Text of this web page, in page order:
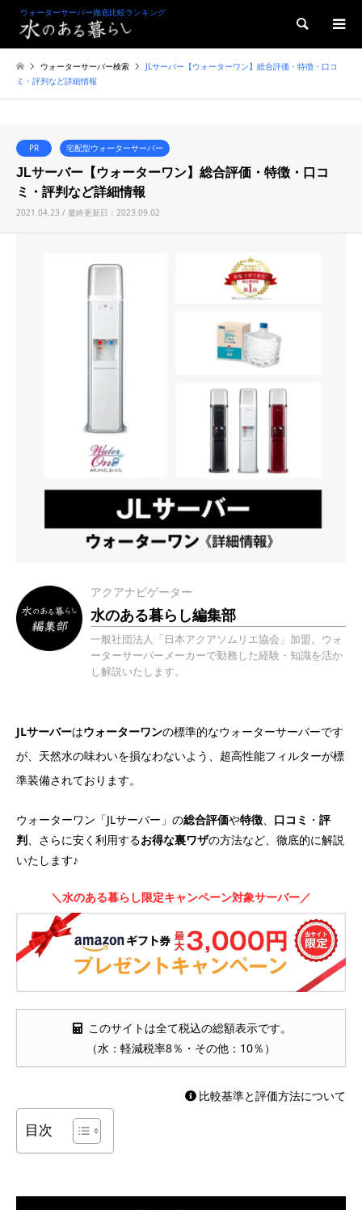
ウォーターサーバー徹底比較ランキング
検索
ウォーターサーバー検索
JLサーバー【ウォーターワン】総合評価・特徴・口コ
ミ・評判など詳細情報
PR 宅配型ウォーターサーバー
JLサーバー【ウォーターワン】総合評価・特徴・口コ
ミ・評判など詳細情報
2021.04.23 / 最終更新日：2023.09.02
アクアナビゲーター
水のある暮らし編集部
一般社団法人「日本アクアソムリエ協会」加盟。ウォ
ーターサーバーメーカーで勤務した経験・知識を活か
し解説いたします。
JLサーバーはウォーターワンの標準的なウォーターサーバーです
が、天然水の味わいを損なわないよう、超高性能フィルターが標
準装備されております。
ウォーターワン「JLサーバー」の総合評価や特徴 口コミ ・ 評
判 、さらに安く利用するお得な裏ワザの方法など、徹底的に解説
いたします♪
＼水のある暮らし限定キャンペーン対象サーバー／
このサイトは全て税込の総額表示です。
（水：軽減税率8％・その他：10％）
比較基準と評価方法について
目次